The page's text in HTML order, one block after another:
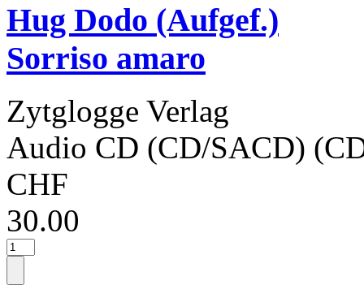
Hug Dodo (Aufgef.)
Sorriso amaro
Zytglogge Verlag
Audio CD (CD/SACD)
CHF
30.00